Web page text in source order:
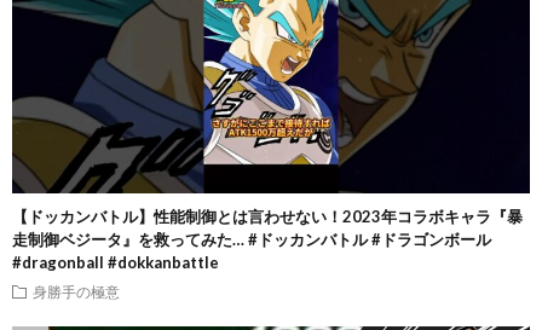
【ドッカンバトル】性能制御とは言わせない！2023年コラボキャラ『暴
走制御ベジータ』を救ってみた… #ドッカンバトル #ドラゴンボール
#dragonball #dokkanbattle
身勝手の極意